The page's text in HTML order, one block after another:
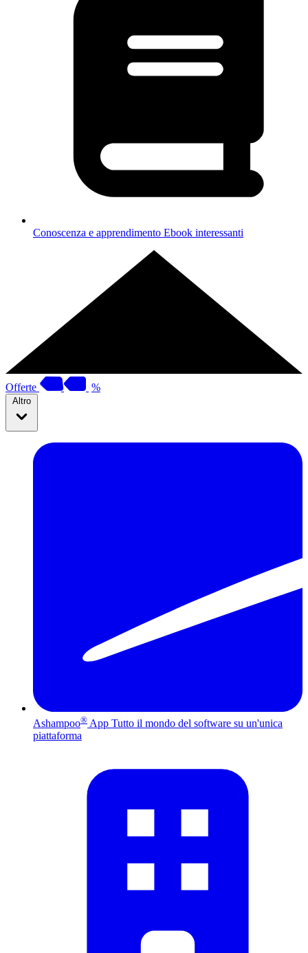
Conoscenza e apprendimento Ebook interessanti
Offerte %
Altro
Ashampoo® App Tutto il mondo del software su un'unica
piattaforma